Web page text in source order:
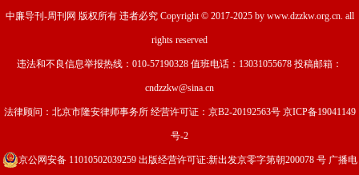
中廉导刊-周刊网 版权所有 违者必究 Copyright © 2017-2025 by www.dzzkw.org.cn. all
rights reserved
违法和不良信息举报热线：010-57190328 值班电话：13031055678 投稿邮箱：
cndzzkw@sina.cn
法律顾问：北京市隆安律师事务所 经营许可证： 京B2-20192563号 京ICP备19041149
号-2
京公网安备 11010502039259出版经营许可证:新出发京零字第朝200078 号 广播电